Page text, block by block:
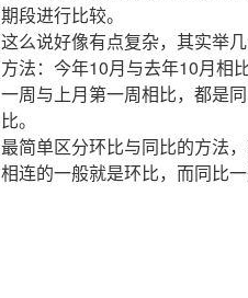
期段进行比较。
这么说好像有点复杂，其实举
方法：今年10月与去年10月相
一周与上月第一周相比，都是
比。
最简单区分环比与同比的方法
相连的一般就是环比，而同比